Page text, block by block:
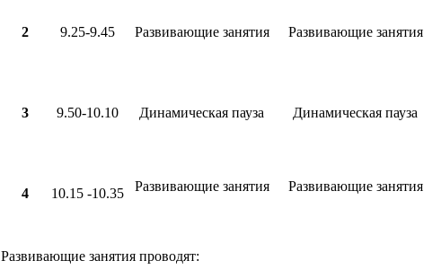
2 9.25-9.45 Развивающие занятия Развивающие занятия
3 9.50-10.10 Динамическая пауза Динамическая пауза
4 10.15 -10.35 Развивающие занятия Развивающие занятия
Развивающие занятия проводят: